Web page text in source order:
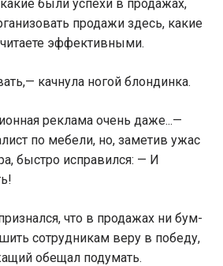
были успехи в продажах,
продажи здесь, какие
эффективными.
качнула ногой блондинка.
реклама очень даже...—
по мебели, но, заметив ужас
быстро исправился: — И
что в продажах ни бум-
сотрудникам веру в победу,
обещал подумать.